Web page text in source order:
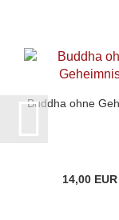
Buddha ohne
14,00 EUR